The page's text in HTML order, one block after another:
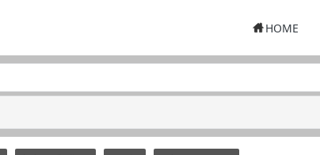
HOME